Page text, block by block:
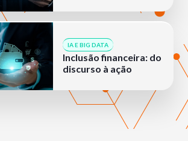
IA E BIG DATA
Inclusão financeira: do
discurso à ação